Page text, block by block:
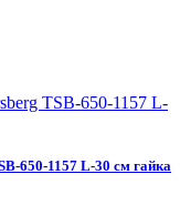
650-1157 L-30 см гайка